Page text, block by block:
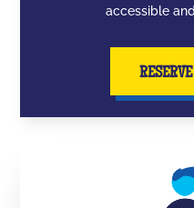
accessible
RESERVE